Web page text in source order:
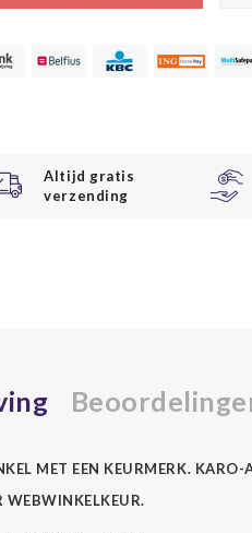
Altijd gratis
verzending
MET EEN KEURMERK. KARO-
WEBWINKELKEUR.